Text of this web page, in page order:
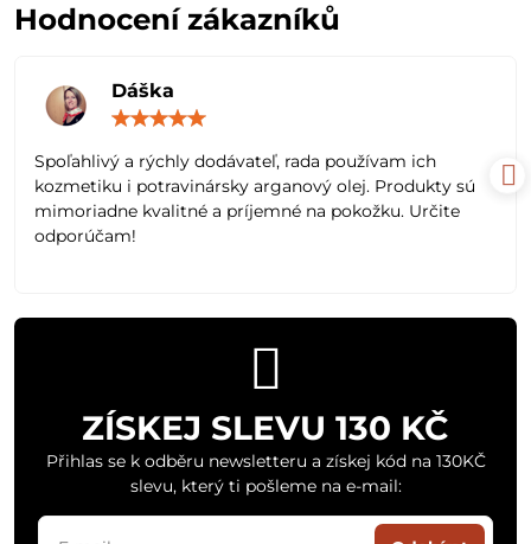
Hodnocení zákazníků
Dáška
5
Spoľahlivý a rýchly dodávateľ, rada používam ich
kozmetiku i potravinársky arganový olej. Produkty sú
mimoriadne kvalitné a príjemné na pokožku. Určite
odporúčam!
ZÍSKEJ SLEVU 130 KČ
Přihlas se k odběru newsletteru a získej kód na 130KČ
slevu, který ti pošleme na e-mail: